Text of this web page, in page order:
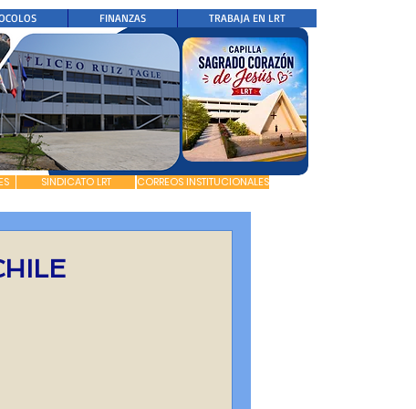
FINANZAS TRABAJA EN LRT
SINDICATO LRT CORREOS INSTITUCIONALES